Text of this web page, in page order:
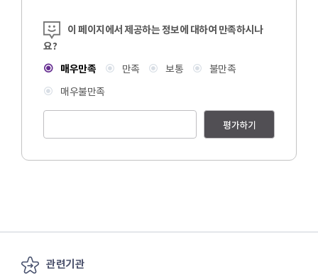
콘텐츠 만족도 조사
이 페이지에서 제공하는 정보에 대하여 만족하시나
요?
매우만족
만족 보통
불만족
매우불만족
평가하기
관련기관